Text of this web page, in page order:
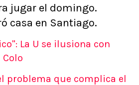
jugar el domingo.
casa en Santiago.
La U se ilusiona con
problema que complica el